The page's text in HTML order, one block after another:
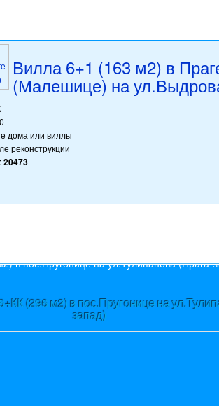
Вилла 6+1 (163 м2) в
(Малешице) на
дома или виллы
реконструкции
20473
(296 м2) в пос.Пругонице на
запад)